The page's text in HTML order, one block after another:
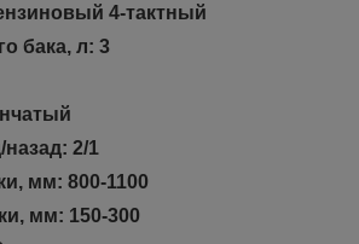
4-тактный
бака, л: 3
2/1
мм: 800-1100
мм: 150-300